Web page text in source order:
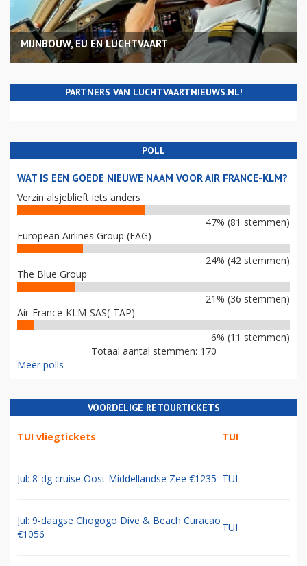
MIJNBOUW, EU EN LUCHTVAART
PARTNERS VAN LUCHTVAARTNIEUWS.NL!
POLL
WAT IS EEN GOEDE NIEUWE NAAM VOOR AIR FRANCE-KLM?
Verzin alsjeblieft iets anders
47% (81 stemmen)
European Airlines Group (EAG)
24% (42 stemmen)
The Blue Group
21% (36 stemmen)
Air-France-KLM-SAS(-TAP)
6% (11 stemmen)
Totaal aantal stemmen: 170
Meer polls
VOORDELIGE RETOURTICKETS
TUI vliegtickets TUI
Jul: 8-dg cruise Oost Middellandse Zee €1235 TUI
Jul: 9-daagse Chogogo Dive & Beach Curacao
€1056
TUI